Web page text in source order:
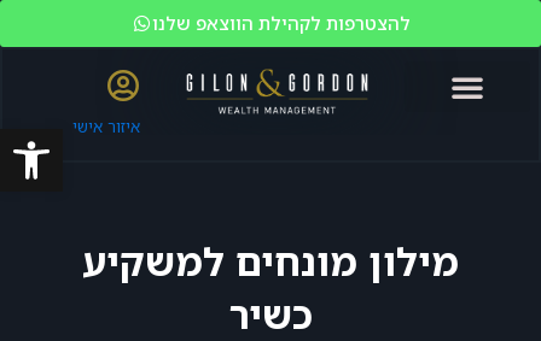
פתח
להצטרפות לקהילת הווצאפ שלנו
איזור אישי
מילון מונחים למשקיע
כשיר